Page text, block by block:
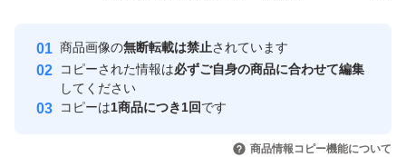
安心取引出品者
心・安全なユーザーです
取引実績
引を完了させた実績があります
商品画像の無断転載は禁止されています
コピーされた情報は必ずご自身の商品に合わせて編集
してください
コピーは1商品につき1回です
商品情報コピー機能について